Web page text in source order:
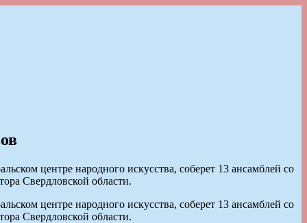
центре народного искусства, соберет 13 ансамблей со
Свердловской области.
центре народного искусства, соберет 13 ансамблей со
Свердловской области.